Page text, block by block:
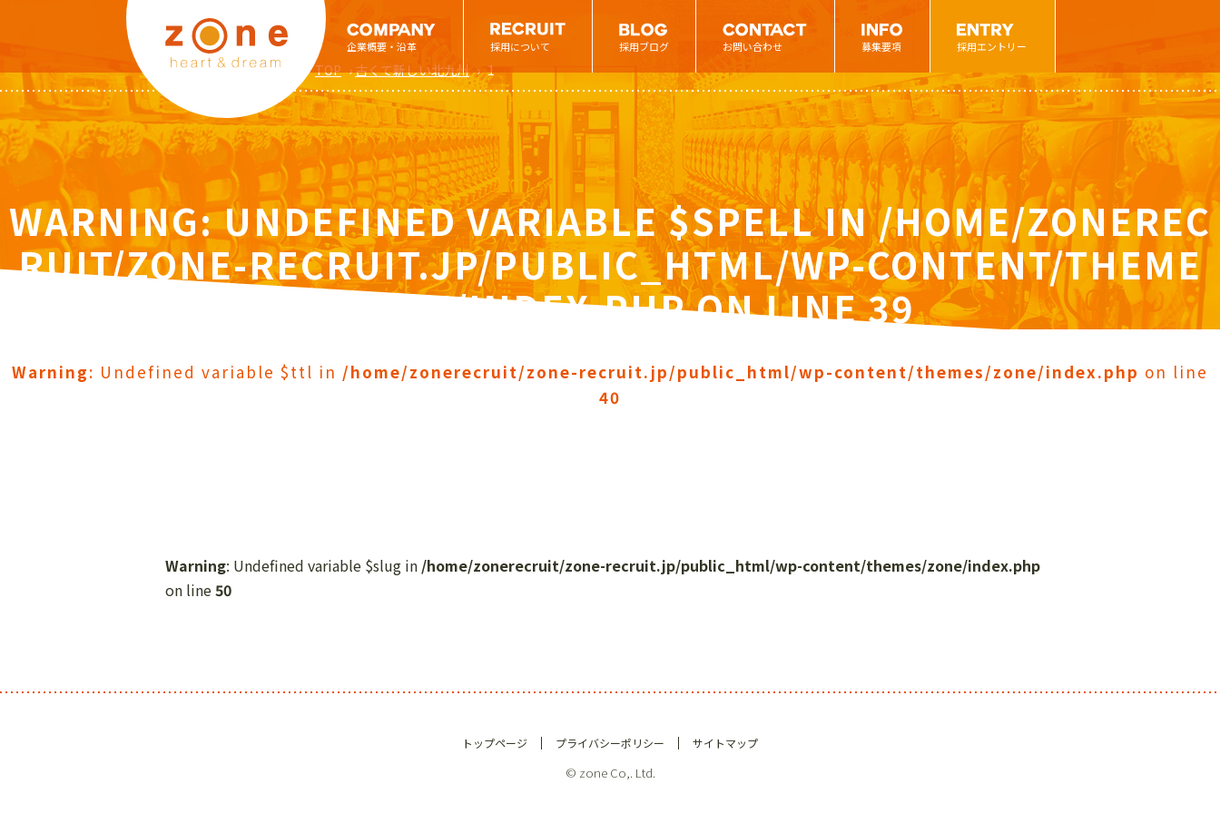
企業概要・沿革 採用について 採用ブログ お問い合わせ 募集要項 採用エントリー
TOP ›古くて新しい北九州 › 1
WARNING: UNDEFINED VARIABLE $SPELL IN/HOME/ZONEREC
RUIT/ZONE-RECRUIT.JP/PUBLIC_HTML/WP-CONTENT/THEME
S/ZONE/INDEX.PHPON LINE39
Warning: Undefined variable $ttl in /home/zonerecruit/zone-recruit.jp/public_html/wp-content/themes/zone/index.php on line
40
Warning: Undefined variable $slug in /home/zonerecruit/zone-recruit.jp/public_html/wp-content/themes/zone/index.php
on line50
トップページ プライバシーポリシー サイトマップ
© zone Co,. Ltd.